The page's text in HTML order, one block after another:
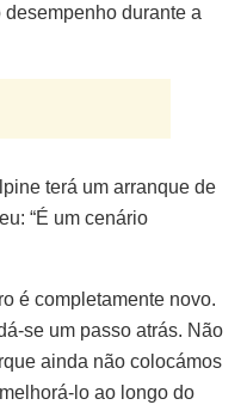
durante a
terá um arranque de
“É um cenário
é completamente novo.
se um passo atrás. Não
ainda não colocámos
lo ao longo do